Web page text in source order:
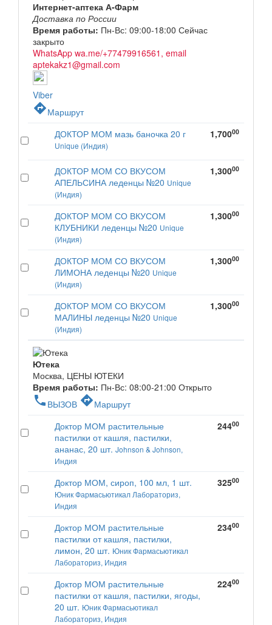
Интернет-аптека А-Фарм
Доставка по России
Время работы: Пн-Вс: 09:00-18:00 Сейчас
закрыто
WhatsApp wa.me/+77479916561, email
aptekakz1@gmail.com
Viber
directionsМаршрут
ДОКТОР МОМ мазь баночка 20 г
Unique (Индия)
1,70000
ДОКТОР МОМ СО ВКУСОМ
АПЕЛЬСИНА леденцы №20 Unique
(Индия)
1,30000
ДОКТОР МОМ СО ВКУСОМ
КЛУБНИКИ леденцы №20 Unique
(Индия)
1,30000
ДОКТОР МОМ СО ВКУСОМ
ЛИМОНА леденцы №20 Unique
(Индия)
1,30000
ДОКТОР МОМ СО ВКУСОМ
МАЛИНЫ леденцы №20 Unique
(Индия)
1,30000
Ютека
Москва, ЦЕНЫ ЮТЕКИ
Время работы: Пн-Вс: 08:00-21:00 Открыто
phone ВЫЗОВ directionsМаршрут
Доктор МОМ растительные
пастилки от кашля, пастилки,
ананас, 20 шт. Johnson & Johnson,
Индия
24400
Доктор МОМ, сироп, 100 мл, 1 шт.
Юник Фармасьютикал Лабораториз,
Индия
32500
Доктор МОМ растительные
пастилки от кашля, пастилки,
лимон, 20 шт. Юник Фармасьютикал
Лабораториз, Индия
23400
Доктор МОМ растительные
пастилки от кашля, пастилки, ягоды,
20 шт. Юник Фармасьютикал
Лабораториз, Индия
22400